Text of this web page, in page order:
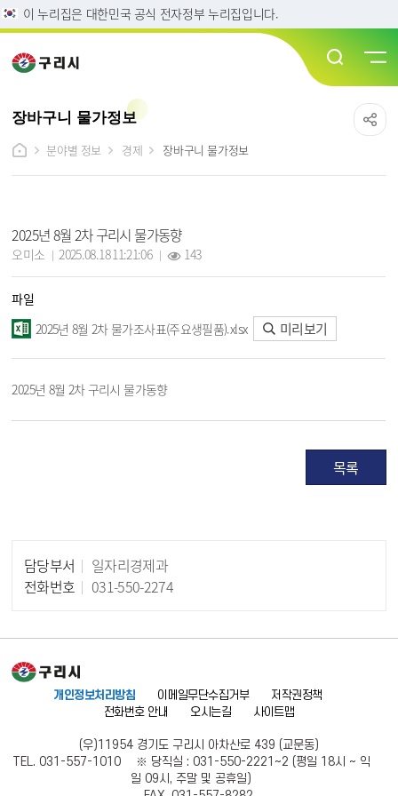
이 누리집은 대한민국 공식 전자정부 누리집입니다.
장바구니 물가정보
분야별 정보
경제 장바구니 물가정보
2025년 8월 2차 구리시 물가동향
오미소 2025.08.18 11:21:06 143
파일
2025년 8월 2차 물가조사표(주요생필품).xlsx
미리보기
2025년 8월 2차 구리시 물가동향
목록
담당부서
일자리경제과
전화번호
031-550-2274
개인정보처리방침 이메일무단수집거부
저작권정책
전화번호 안내
오시는길 사이트맵
(우)11954 경기도 구리시 아차산로 439 (교문동)
TEL. 031-557-1010 ※ 당직실 : 031-550-2221~2 (평일 18시 ~ 익
일 09시, 주말 및 공휴일)